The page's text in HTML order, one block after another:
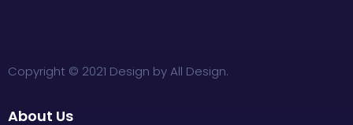
Copyright © 2021 Design by All Design.
About Us